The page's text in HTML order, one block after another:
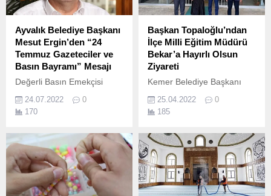
Ayvalık Belediye Başkanı
Mesut Ergin’den “24
Temmuz Gazeteciler ve
Basın Bayramı” Mesajı
Değerli Basın Emekçisi
Dostlarım, 24 Temmuz 1908
tarihi, basın sansürünün
kaldırıldığı tarihtir.
24.07.2022
0
170
Başkan Topaloğlu’ndan
İlçe Milli Eğitim Müdürü
Bekar’a Hayırlı Olsun
Ziyareti
Kemer Belediye Başkanı
Necati Topaloğlu, Kemer’e
yeni atanan İlçe Milli Eğitim
Müdürü Semra Bekar’a
bulundu.
25.04.2022
0
185